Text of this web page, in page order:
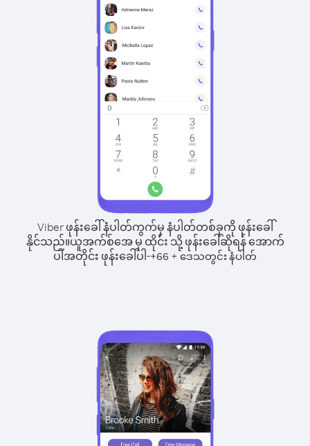
Viber ဖုန်းခေါ်နံပါတ်ကွက်မှ နံပါတ်တစ်ခုကို ဖုန်းခေါ်
နိုင်သည်။ယူအက်စ်အေ မှ ထိုင်း သို့ ဖုန်းခေါ်ဆိုရန် အောက်
ပါအတိုင်း ဖုန်းခေါ်ပါ-+66 +ဒေသတွင်း နံပါတ်